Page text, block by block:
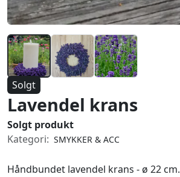
Solgt
Lavendel krans
Solgt produkt
Kategori: SMYKKER & ACC
Håndbundet lavendel krans - ø 22 cm.